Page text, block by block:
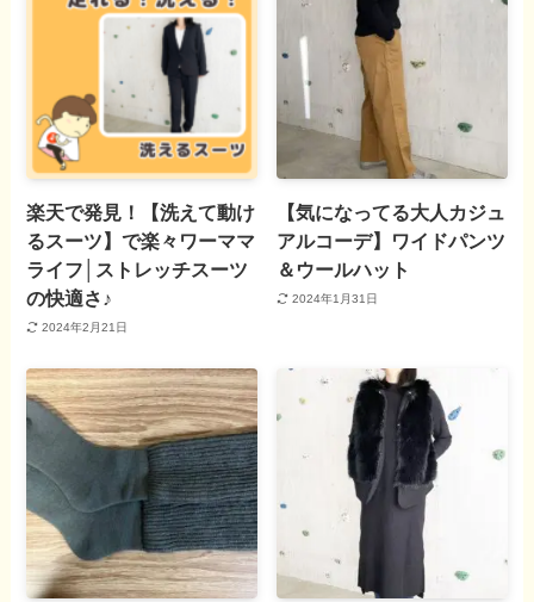
楽天で発見！【洗えて動け
るスーツ】で楽々ワーママ
ライフ│ストレッチスーツ
の快適さ♪
2024年2月21日
【気になってる大人カジュ
アルコーデ】ワイドパンツ
＆ウールハット
2024年1月31日